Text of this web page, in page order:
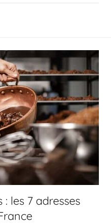
les 7 adresses